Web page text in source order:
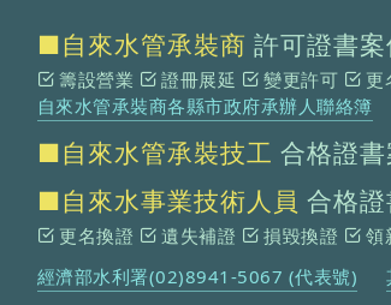
■自來水管承裝商 許可證書
籌設營業 證冊展延 變更許可 更
自來水管承裝商各縣市政府承辦人聯絡簿
■自來水管承裝技工 合格證
■自來水事業技術人員 合格
更名換證 遺失補證 損毀換證 領
經濟部水利署(02)8941-5067 (代表號)